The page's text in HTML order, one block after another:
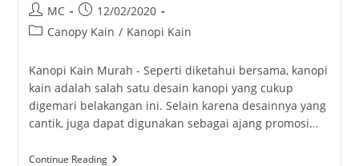
Post
author:
MC
Post
published:
12/02/2020
PostCanopy Kain / Kanopi Kain
Kanopi Kain Murah - Seperti diketahui bersama, kanopi
kain adalah salah satu desain kanopi yang cukup
digemari belakangan ini. Selain karena desainnya yang
cantik, juga dapat digunakan sebagai ajang promosi…
Continue ReadingKanopi